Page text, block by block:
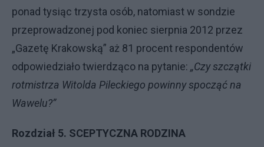
ponad tysiąc trzysta osób, natomiast w sondzie
przeprowadzonej pod koniec sierpnia 2012 przez
„Gazetę Krakowską” aż 81 procent respondentów
odpowiedziało twierdząco na pytanie: „Czy szczątki
rotmistrza Witolda Pileckiego powinny spocząć na
Wawelu?”
Rozdział 5. SCEPTYCZNA RODZINA